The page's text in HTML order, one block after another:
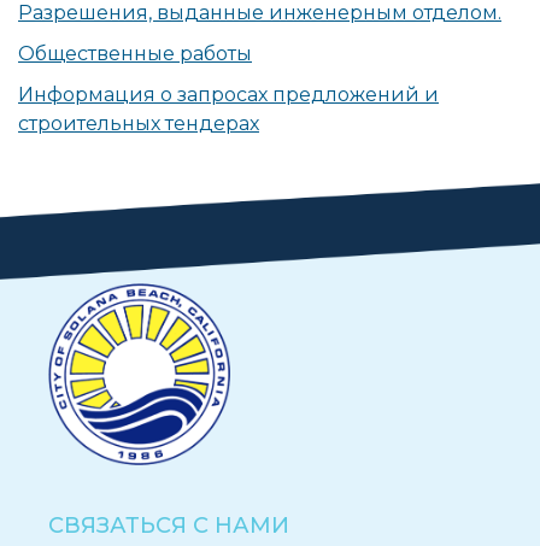
Разрешения, выданные инженерным отделом.
Общественные работы
Информация о запросах предложений и
строительных тендерах
СВЯЗАТЬСЯ С НАМИ